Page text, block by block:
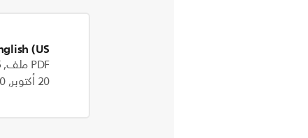
(US)
PDF ملف, 1.5 MB
20 أكتوبر, 2020